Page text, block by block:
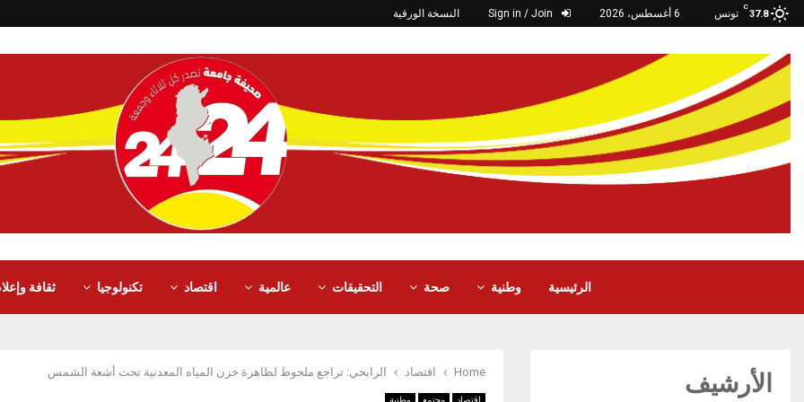
37.8
C
تونس 6 أغسطس، 2026 النسخة الورقية
الرئيسية وطنية صحة التحقيقات عالمية اقتصاد تكنولوجيا ثقافة
Home اقتصاد الرابحي: تراجع ملحوظ لظاهرة خزن المياه المعدنية تحت أشعة الشمس
اقتصاد مجتمع وطنية
الأرشيف